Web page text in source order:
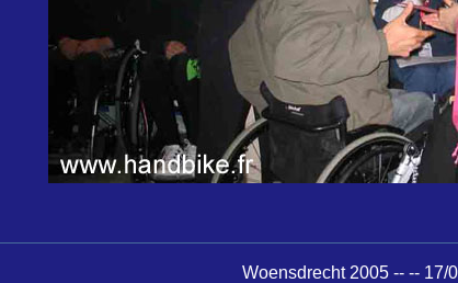
Woensdrecht 2005 -- -- 17/